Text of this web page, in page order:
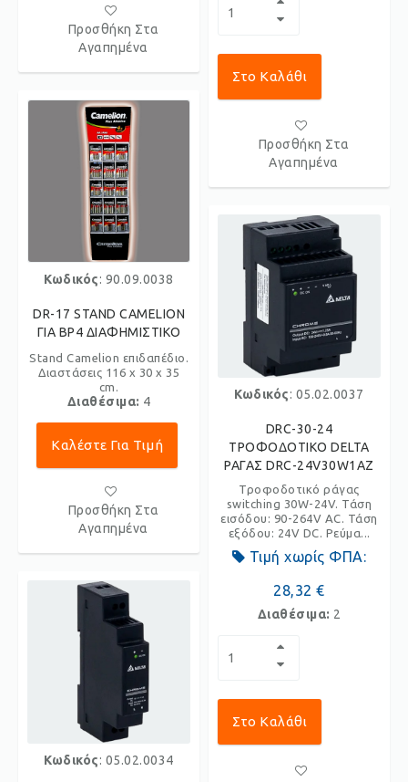
Προσθήκη Στα
Αγαπημένα
Κωδικός: 90.09.0038
DR-17 STAND CAMELION
ΓΙΑ BP4 ΔΙΑΦΗΜΙΣΤΙΚΟ
Stand Camelion επιδαπέδιο.
Διαστάσεις 116 x 30 x 35
cm.
Διαθέσιμα: 4
Καλέστε Για Τιμή
Προσθήκη Στα
Αγαπημένα
Κωδικός: 05.02.0034
Στο Καλάθι
Προσθήκη Στα
Αγαπημένα
Κωδικός: 05.02.0037
DRC-30-24
ΤΡΟΦΟΔΟΤΙΚΟ DELTA
ΡΑΓΑΣ DRC-24V30W1AZ
Τροφοδοτικό ράγας
switching 30W-24V. Τάση
εισόδου: 90-264V AC. Τάση
εξόδου: 24V DC. Ρεύμα...
Τιμή χωρίς ΦΠΑ:
28,32 €
Διαθέσιμα: 2
Στο Καλάθι